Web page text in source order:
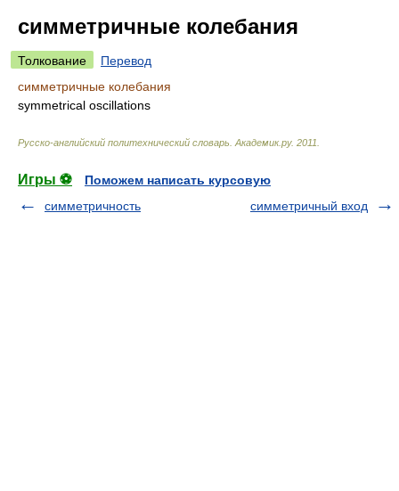
симметричные колебания
Толкование
Перевод
симметричные колебания
symmetrical oscillations
Русско-английский политехнический словарь Академик.ру. 2011
Игры ⚽
Поможем написать курсовую
симметричность
симметричный вход